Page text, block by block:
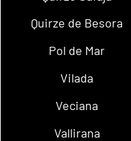
Quirze de Besora
Pol de Mar
Vilada
Veciana
Vallirana